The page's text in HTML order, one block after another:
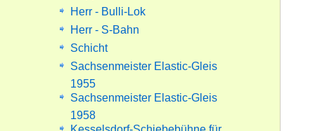
Herr - Bulli-Lok
Herr - S-Bahn
Schicht
Sachsenmeister Elastic-Gleis
1955
Sachsenmeister Elastic-Gleis
1958